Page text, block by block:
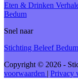
Eten & Drinken
Bedum
Snel naar
Stichting Beleef Bedum
Copyright © 2026 -
voorwaarden | Privacy